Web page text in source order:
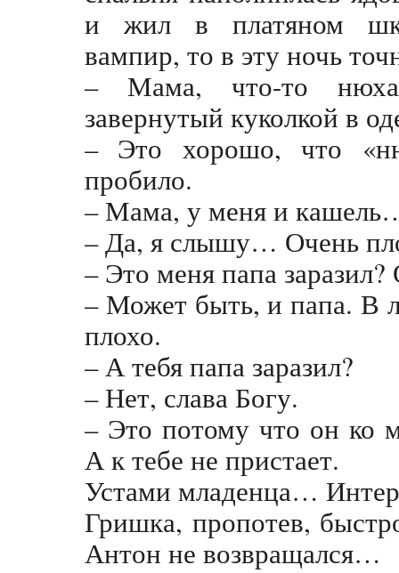
и жил в платяном
вампир, то в эту ночь
– Мама, что-то
завернутый куколкой в
– Это хорошо, что
пробило.
– Мама, у меня и
– Да, я слышу… Очень
– Это меня папа
– Может быть, и папа. В
плохо.
– А тебя папа заразил?
– Нет, слава Богу.
– Это потому что он ко
А к тебе не пристает.
Устами младенца…
Гришка, пропотев,
Антон не возвращался…